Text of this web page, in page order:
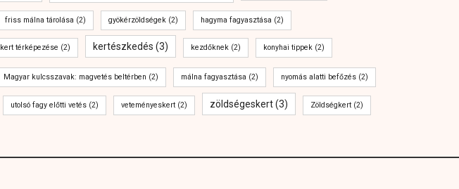
friss málna tárolása (2) gyökérzöldségek (2) hagyma fagyasztása (2)
kert térképezése (2) kertészkedés (3) kezdőknek (2) konyhai tippek (2)
Magyar kulcsszavak: magvetés beltérben (2) málna fagyasztása (2) nyomás alatti befőzés (2)
utolsó fagy előtti vetés (2) veteményeskert (2) zöldségeskert(3) Zöldségkert (2)